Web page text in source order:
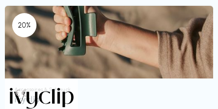
20%
Accessoires & Schmuck
ivyclip
€€‎